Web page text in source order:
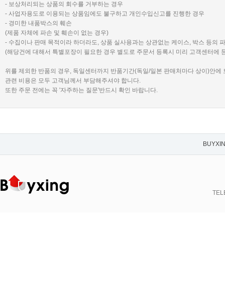
- 보상처리되는 상품의 회수를 거부하는 경우
- 사업자용도로 이용되는 상품임에도 불구하고 개인수입신고를 진행한 경우
- 경미한 내품박스의 훼손
(제품 자체에 파손 및 훼손이 없는 경우)
- 수집이나 판매 목적이라 하더라도, 상품 실사용과는 상관없는 케이스, 박스 등의
(해당건에 대해서 특별포장이 필요한 경우 별도로 주문서 등록시 미리 고객센터에
위를 제외한 반품의 경우, 독일센터까지 반품기간(독일/일본 판매처마다 상이)안에
관련 비용은 모두 고객님께서 부담해주셔야 합니다.
또한 주문 전에는 꼭 '자주하는 질문'반드시 확인 바랍니다.